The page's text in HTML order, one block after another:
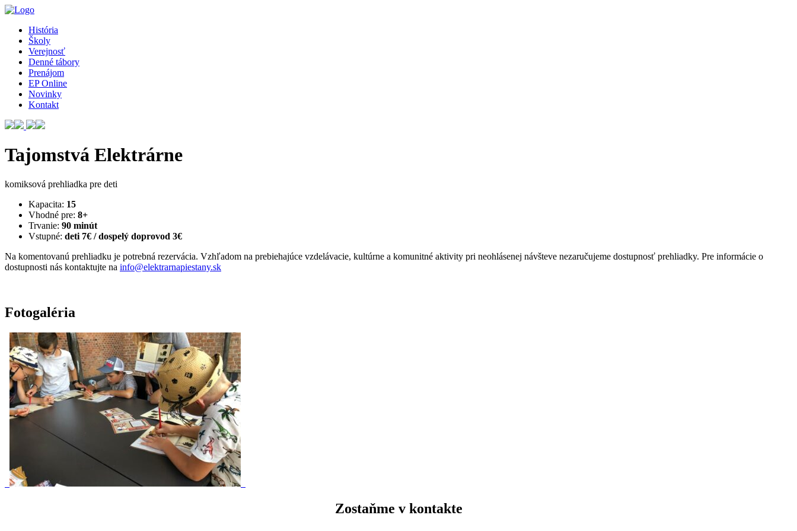
História
Školy
Verejnosť
Denné tábory
Prenájom
EP Online
Novinky
Kontakt
Tajomstvá Elektrárne
komiksová prehliadka pre deti
Kapacita: 15
Vhodné pre: 8+
Trvanie: 90 minút
Vstupné: deti 7€ / dospelý doprovod 3€
Na komentovanú prehliadku je potrebná rezervácia. Vzhľadom na prebiehajúce vzdelávacie, kultúrne a komunitné aktivity pri neohlásenej návšteve nezaručujeme dostupnosť prehliadky. Pre informácie o
dostupnosti nás kontaktujte na info@elektrarnapiestany.sk
Fotogaléria
Zostaňme v kontakte